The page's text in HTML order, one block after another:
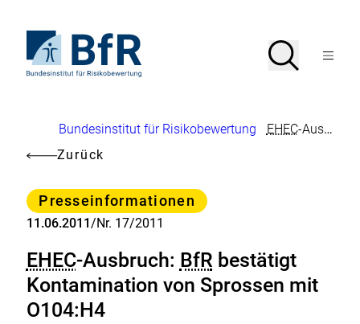
Seiteninhalt
springenStartseite
von
Suche
SucheMenü
Brotkrumennavigation
Bundesinstitut für Risikobewertung EHEC-Ausbruch:
Zurück
Kategorie
Presseinformationen
11.06.2011/Nr. 17/2011
EHEC-Ausbruch: BfR bestätigt
Kontamination von Sprossen mit
O104:H4